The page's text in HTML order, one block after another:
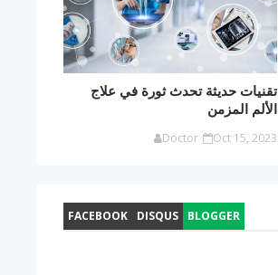
تقنيات حديثة تحدث ثورة في علاج
الألم المزمن
Doctor Oct 15, 2023
BLOGGER
DISQUS
FACEBOOK